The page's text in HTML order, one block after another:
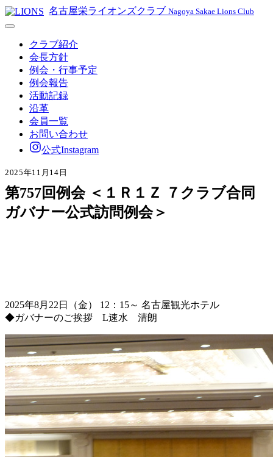
名古屋栄ライオンズクラブ Nagoya Sakae Lions Club
クラブ紹介
会長方針
例会・行事予定
例会報告
活動記録
沿革
会員一覧
お問い合わせ
公式Instagram
2025年11月14日
第757回例会 ＜１Ｒ１Ｚ ７クラブ合同
ガバナー公式訪問例会＞
2025年8月22日（金） 12：15～ 名古屋観光ホテル
◆ガバナーのご挨拶 L速水 清朗